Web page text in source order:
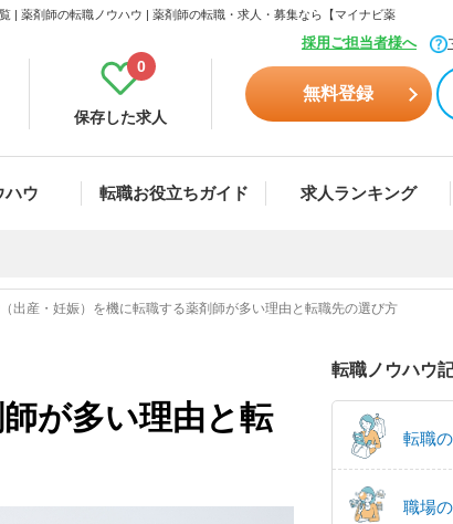
| 薬剤師の転職ノウハウ | 薬剤師の転職・求人・募集なら【マイナビ薬
採用ご担当者様へ
保存した求人
0
無料登録
ハウ 転職お役立ちガイド 求人ランキング
出産・妊娠）を機に転職する薬剤師が多い理由と転職先の選び方
が多い理由と転
転職ノウハウ
転職
職場